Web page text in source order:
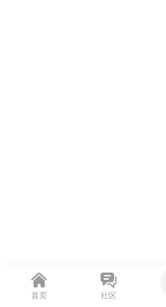
首页 社区